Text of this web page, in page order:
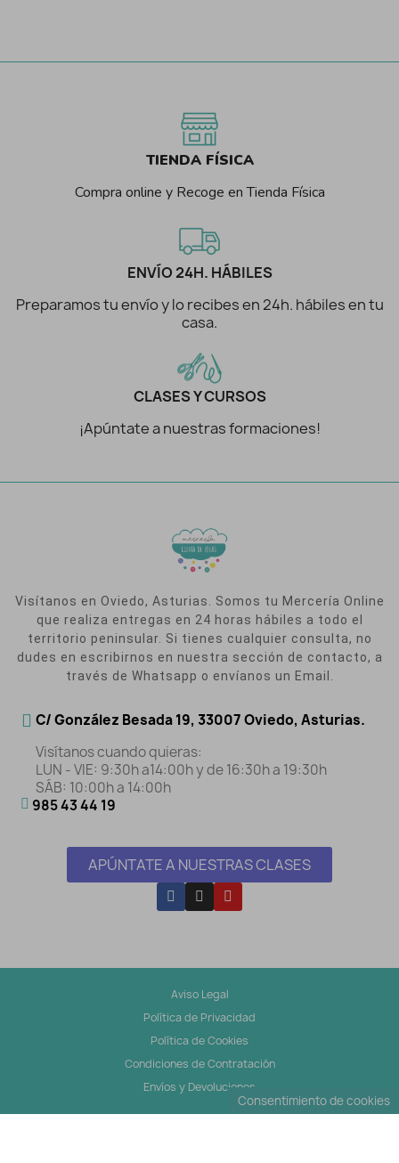
TIENDA FÍSICA
Compra online y Recoge en Tienda Física
ENVÍO 24H. HÁBILES
Preparamos tu envío y lo recibes en 24h. hábiles en tu
casa.
CLASES Y CURSOS
¡Apúntate a nuestras formaciones!
Visítanos en Oviedo, Asturias. Somos tu Mercería Online
que realiza entregas en 24 horas hábiles a todo el
territorio peninsular. Si tienes cualquier consulta, no
dudes en escribirnos en nuestra sección de contacto, a
través de Whatsapp o envíanos un Email.
C/ González Besada 19, 33007 Oviedo, Asturias.
Visítanos cuando quieras:
LUN - VIE: 9:30h a14:00h y de 16:30h a 19:30h
SÁB: 10:00h a 14:00h
985 43 44 19
APÚNTATE A NUESTRAS CLASES
Aviso Legal
Política de Privacidad
Política de Cookies
Condiciones de Contratación
Envíos y Devoluciones
Consentimiento de cookies